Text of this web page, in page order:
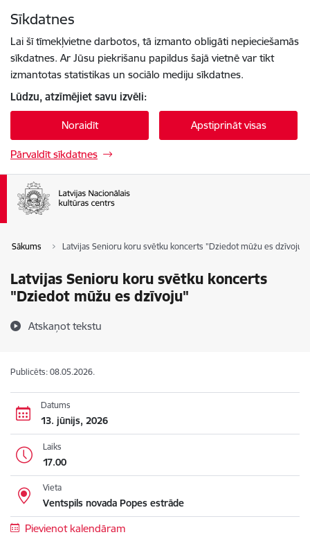
Sīkdatnes
Lai šī tīmekļvietne darbotos, tā izmanto obligāti nepieciešamās
sīkdatnes. Ar Jūsu piekrišanu papildus šajā vietnē var tikt
izmantotas statistikas un sociālo mediju sīkdatnes.
Lūdzu, atzīmējiet savu izvēli:
Noraidīt Apstiprināt visas
Pārvaldīt sīkdatnes
Sākums Latvijas Senioru koru svētku koncerts "Dziedot mūžu es dzīvoju"
Latvijas Senioru koru svētku koncerts
"Dziedot mūžu es dzīvoju"
Atskaņot tekstu
Publicēts: 08.05.2026.
Datums
13. jūnijs, 2026
Laiks
17.00
Vieta
Ventspils novada Popes estrāde
Pievienot kalendāram